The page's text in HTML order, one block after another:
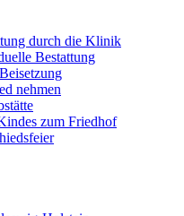
durch die Klinik
Bestattung
nehmen
zum Friedhof